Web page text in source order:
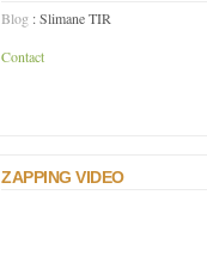
Blog : Slimane TIR
Contact
ZAPPING VIDEO